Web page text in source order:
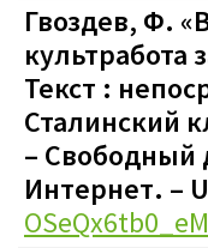
Гвоздев, Ф.
культработа
Текст :
Сталинский
– Свободный
Интернет. –